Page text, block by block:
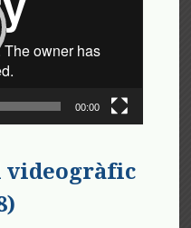
00:00
videogràfic